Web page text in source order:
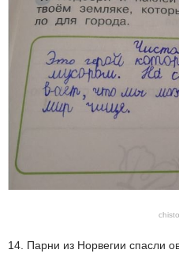
14. Парни из Норвегии спасли